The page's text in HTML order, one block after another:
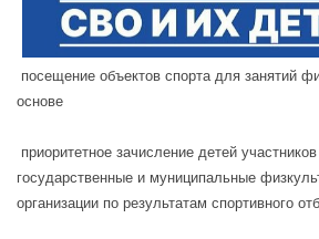
посещение объектов спорта для занятий
основе
приоритетное зачисление детей
государственные и муниципальные
организации по результатам спортивного